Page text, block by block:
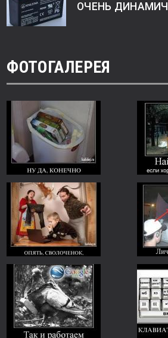
ОЧЕНЬ
ФОТОГАЛЕРЕЯ